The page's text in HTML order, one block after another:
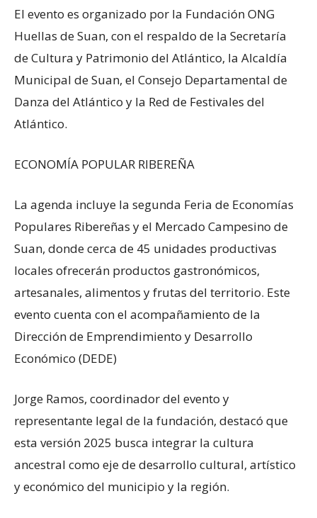
El evento es organizado por la Fundación ONG
Huellas de Suan, con el respaldo de la Secretaría
de Cultura y Patrimonio del Atlántico, la Alcaldía
Municipal de Suan, el Consejo Departamental de
Danza del Atlántico y la Red de Festivales del
Atlántico.
ECONOMÍA POPULAR RIBEREÑA
La agenda incluye la segunda Feria de Economías
Populares Ribereñas y el Mercado Campesino de
Suan, donde cerca de 45 unidades productivas
locales ofrecerán productos gastronómicos,
artesanales, alimentos y frutas del territorio. Este
evento cuenta con el acompañamiento de la
Dirección de Emprendimiento y Desarrollo
Económico (DEDE)
Jorge Ramos, coordinador del evento y
representante legal de la fundación, destacó que
esta versión 2025 busca integrar la cultura
ancestral como eje de desarrollo cultural, artístico
y económico del municipio y la región.